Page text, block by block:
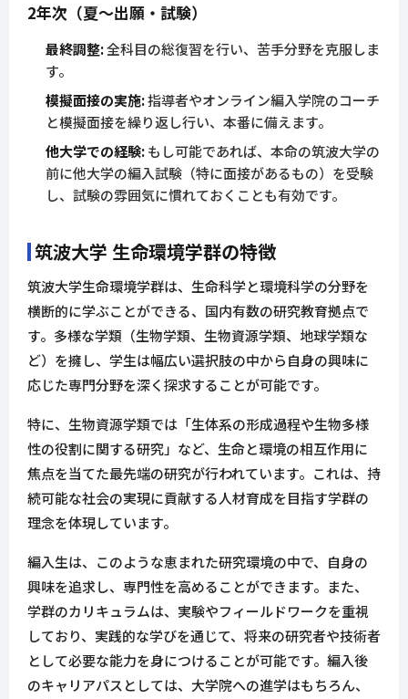
2年次（夏～出願・試験）
最終調整:全科目の総復習を行い、苦手分野を克服しま
す。
模擬面接の実施:指導者やオンライン編入学院のコーチ
と模擬面接を繰り返し行い、本番に備えます。
他大学での経験:もし可能であれば、本命の筑波大学の
前に他大学の編入試験（特に面接があるもの）を受験
し、試験の雰囲気に慣れておくことも有効です。
筑波大学 生命環境学群の特徴
筑波大学生命環境学群は、生命科学と環境科学の分野を
横断的に学ぶことができる、国内有数の研究教育拠点で
す。多様な学類（生物学類、生物資源学類、地球学類な
ど）を擁し、学生は幅広い選択肢の中から自身の興味に
応じた専門分野を深く探求することが可能です。
特に、生物資源学類では「生体系の形成過程や生物多様
性の役割に関する研究」など、生命と環境の相互作用に
焦点を当てた最先端の研究が行われています。これは、持
続可能な社会の実現に貢献する人材育成を目指す学群の
理念を体現しています。
編入生は、このような恵まれた研究環境の中で、自身の
興味を追求し、専門性を高めることができます。また、
学群のカリキュラムは、実験やフィールドワークを重視
しており、実践的な学びを通じて、将来の研究者や技術者
として必要な能力を身につけることが可能です。編入後
のキャリアパスとしては、大学院への進学はもちろん、